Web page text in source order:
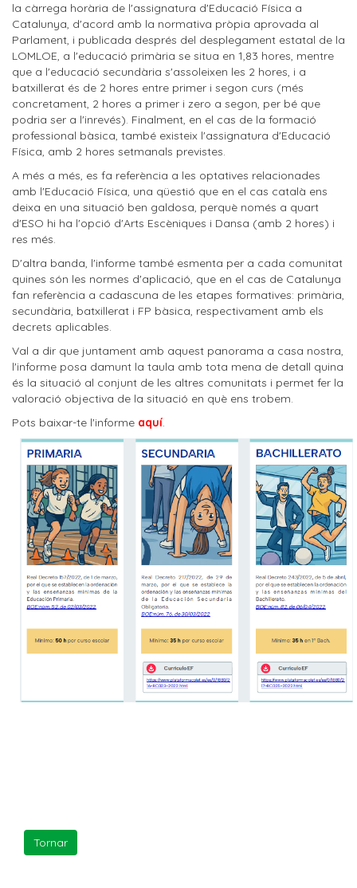
la càrrega horària de l'assignatura d'Educació Física a
Catalunya, d'acord amb la normativa pròpia aprovada al
Parlament, i publicada després del desplegament estatal de la
LOMLOE, a l'educació primària se situa en 1,83 hores, mentre
que a l'educació secundària s'assoleixen les 2 hores, i a
batxillerat és de 2 hores entre primer i segon curs (més
concretament, 2 hores a primer i zero a segon, per bé que
podria ser a l'inrevés). Finalment, en el cas de la formació
professional bàsica, també existeix l'assignatura d'Educació
Física, amb 2 hores setmanals previstes.
A més a més, es fa referència a les optatives relacionades
amb l'Educació Física, una qüestió que en el cas català ens
deixa en una situació ben galdosa, perquè només a quart
d'ESO hi ha l'opció d'Arts Escèniques i Dansa (amb 2 hores) i
res més.
D'altra banda, l'informe també esmenta per a cada comunitat
quines són les normes d'aplicació, que en el cas de Catalunya
fan referència a cadascuna de les etapes formatives: primària,
secundària, batxillerat i FP bàsica, respectivament amb els
decrets aplicables.
Val a dir que juntament amb aquest panorama a casa nostra,
l'informe posa damunt la taula amb tota mena de detall quina
és la situació al conjunt de les altres comunitats i permet fer la
valoració objectiva de la situació en què ens trobem.
Pots baixar-te l'informe aquí.